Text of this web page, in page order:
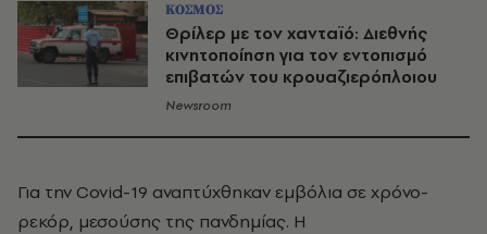
ΚΟΣΜΟΣ
Θρίλερ με τον χανταϊό: Διεθνής
κινητοποίηση για τον εντοπισμό
επιβατών του κρουαζιερόπλοιου
Newsroom
Για την Covid-19 αναπτύχθηκαν εμβόλια σε χρόνο-
ρεκόρ, μεσούσης της πανδημίας. Η